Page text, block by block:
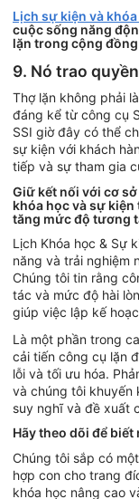
Lịch sự kiện và
cuộc sống năng
lặn trong cộng
9. Nó trao
Thợ lặn không phải
đáng kể từ công cụ
SSI giờ đây có thể
sự kiện với khách
tiếp và sự tham gia
Giữ kết nối với cơ
khóa học và sự
tăng mức độ tương
Lịch Khóa học & Sự
năng và trải nghiệm
Chúng tôi tin rằng
tác và mức độ hài
giúp việc lập kế
Là một phần trong
cải tiến công cụ lặn
lỗi và tối ưu hóa.
và chúng tôi khuyến
suy nghĩ và đề xuất
Hãy theo dõi để
Chúng tôi sắp có
hợp con cho trang
khóa học nâng cao